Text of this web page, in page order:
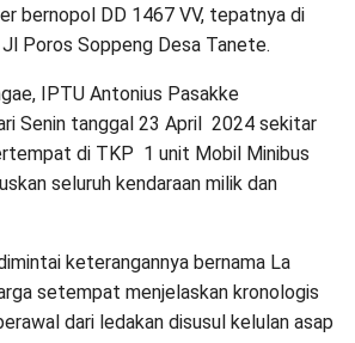
bernopol DD 1467 VV, tepatnya di
Poros Soppeng Desa Tanete.
IPTU Antonius Pasakke
Senin tanggal 23 April 2024 sekitar
di TKP 1 unit Mobil Minibus
seluruh kendaraan milik dan
keterangannya bernama La
setempat menjelaskan kronologis
dari ledakan disusul kelulan asap